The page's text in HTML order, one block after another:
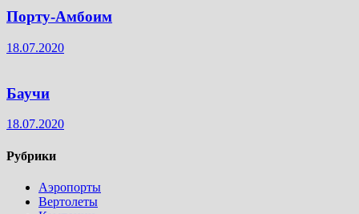
Порту-Амбоим
18.07.2020
Баучи
18.07.2020
Рубрики
Аэропорты
Вертолеты